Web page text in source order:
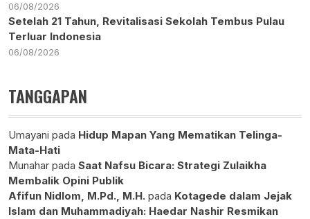
06/08/2026
Setelah 21 Tahun, Revitalisasi Sekolah Tembus Pulau
Terluar Indonesia
06/08/2026
TANGGAPAN
Umayani pada Hidup Mapan Yang Mematikan Telinga-
Mata-Hati
Munahar pada Saat Nafsu Bicara: Strategi Zulaikha
Membalik Opini Publik
Afifun Nidlom, M.Pd., M.H. pada Kotagede dalam Jejak
Islam dan Muhammadiyah: Haedar Nashir Resmikan